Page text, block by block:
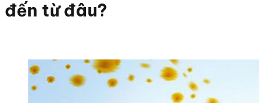
đến từ đâu?